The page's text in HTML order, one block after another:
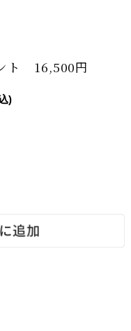
ト 16,500円
)